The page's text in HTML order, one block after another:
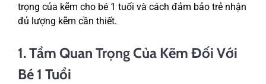
trọng của kẽm cho bé 1 tuổi và cách đảm bảo trẻ nhận
đủ lượng kẽm cần thiết.
1. Tầm Quan Trọng Của Kẽm Đối Với
Bé 1 Tuổi